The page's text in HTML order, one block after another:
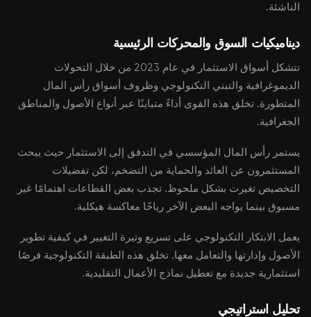
الناشئة.
ديناميكيات السوق والمحركات الرئيسية
تتشكل أسواق الاستثمار في عام 2023 من خلال التحولات
الديموغرافية والتبني التكنولوجي وظروف أسواق رأس المال
المتطورة. تخلق هذه القوى أداءً متباينًا عبر أنواع الأصول والمناطق
الجغرافية.
يستمر رأس المال المؤسسي في التدفق إلى الاستثمار حيث يبحث
المستثمرون عن العائد والحماية من التضخم، لكن تفضيلات
التخصيص تغيرت بشكل ملحوظ. تجذب بعض القطاعات اهتمامًا غير
مسبوق بينما يواجه البعض الآخر رياحًا معاكسة هيكلية.
يعمل الابتكار التكنولوجي على تسريع وتيرة التغيير في كيفية تطوير
الأصول وإدارتها والتعامل معها. تخلق هذه الطبقة التكنولوجية فرصًا
استثمارية جديدة مع تعطيل نماذج الأعمال التقليدية.
تحليل استراتيجي